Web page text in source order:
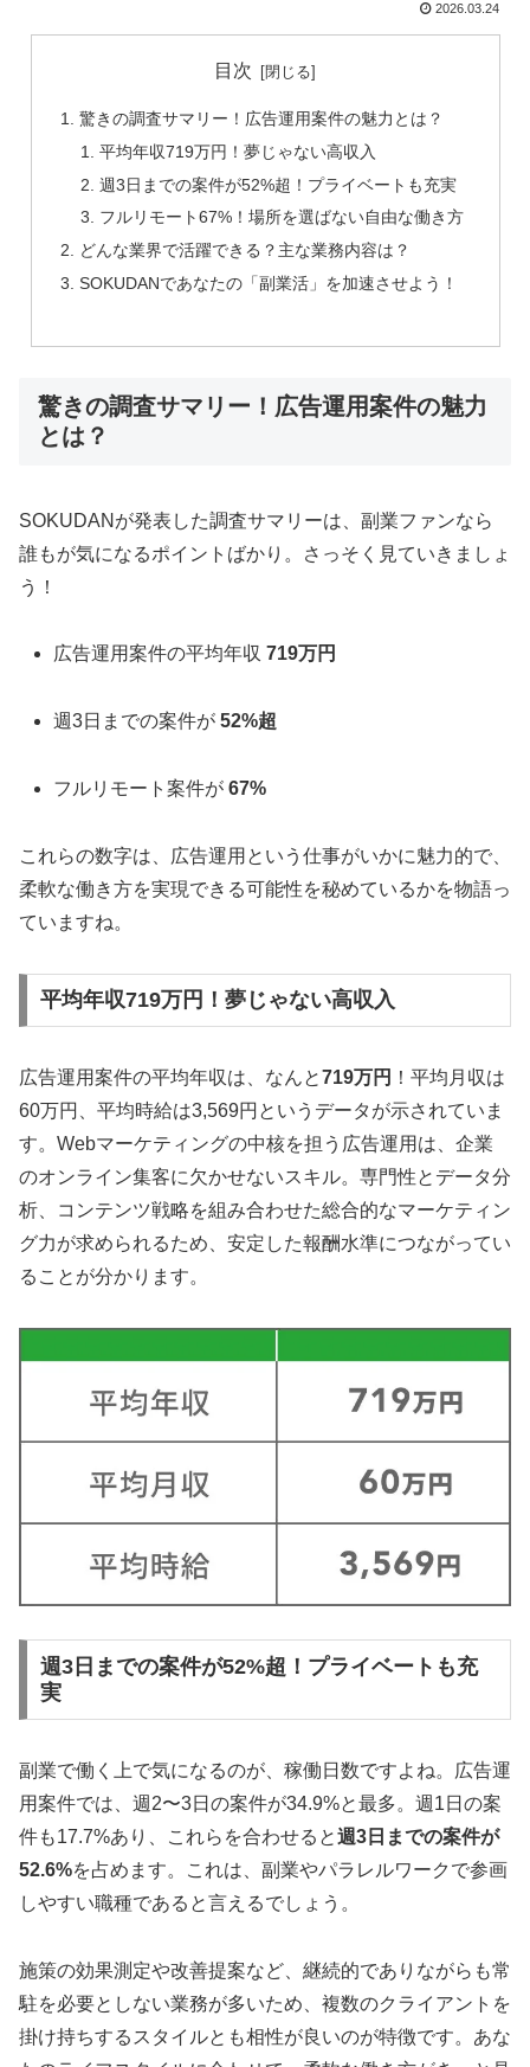
2026.03.24
目次
驚きの調査サマリー！広告運用案件の魅力とは？
平均年収719万円！夢じゃない高収入
週3日までの案件が52%超！プライベートも充実
フルリモート67%！場所を選ばない自由な働き方
どんな業界で活躍できる？主な業務内容は？
SOKUDANであなたの「副業活」を加速させよう！
驚きの調査サマリー！広告運用案件の魅力
とは？
SOKUDANが発表した調査サマリーは、副業ファンなら
誰もが気になるポイントばかり。さっそく見ていきましょ
う！
広告運用案件の平均年収719万円
週3日までの案件が52%超
フルリモート案件が67%
これらの数字は、広告運用という仕事がいかに魅力的で、
柔軟な働き方を実現できる可能性を秘めているかを物語っ
ていますね。
平均年収719万円！夢じゃない高収入
広告運用案件の平均年収は、なんと719万円 ！平均月収は
60万円、平均時給は3,569円というデータが示されていま
す。Webマーケティングの中核を担う広告運用は、企業
のオンライン集客に欠かせないスキル。専門性とデータ分
析、コンテンツ戦略を組み合わせた総合的なマーケティン
グ力が求められるため、安定した報酬水準につながってい
ることが分かります。
週3日までの案件が52%超！プライベートも充
実
副業で働く上で気になるのが、稼働日数ですよね。広告運
用案件では、週2〜3日の案件が34.9%と最多。週1日の案
件も17.7%あり、これらを合わせると週3日までの案件が
52.6%を占めます。これは、副業やパラレルワークで参画
しやすい職種であると言えるでしょう。
施策の効果測定や改善提案など、継続的でありながらも常
駐を必要としない業務が多いため、複数のクライアントを
掛け持ちするスタイルとも相性が良いのが特徴です。あな